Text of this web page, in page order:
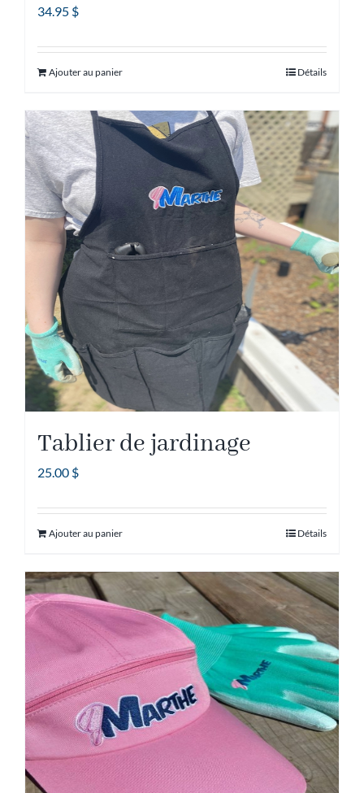
34.95 $
Ajouter au panier Détails
Tablier de jardinage
25.00 $
Ajouter au panier Détails